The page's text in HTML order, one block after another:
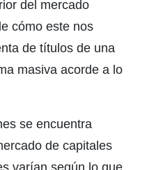
del mercado
cómo este nos
de títulos de una
masiva acorde a lo
se encuentra
de capitales
varían según lo que